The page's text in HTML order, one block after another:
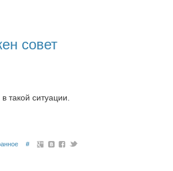
совет
такой ситуации.
#